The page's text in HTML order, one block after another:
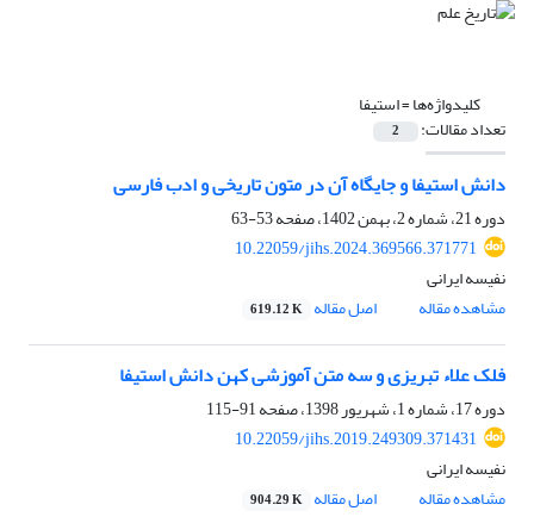
کلیدواژه‌ها =استیفا
تعداد مقالات: 2
دانش استیفا و جایگاه آن در متون تاریخی و ادب فارسی
دوره 21، شماره 2، بهمن 1402، صفحه
53-63
10.22059/jihs.2024.369566.371771
نفیسه ایرانی
مشاهده مقاله
اصل مقاله 619.12 K
فلک علاء تبریزی و سه متن آموزشی کهن دانش استیفا
دوره 17، شماره 1، شهریور 1398، صفحه
91-115
10.22059/jihs.2019.249309.371431
نفیسه ایرانی
مشاهده مقاله
اصل مقاله 904.29 K